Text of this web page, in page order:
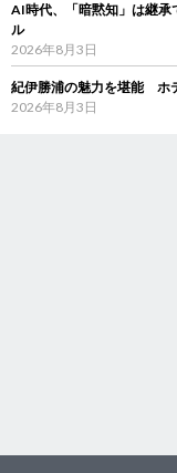
AI時代、「暗黙知」は継
ル
2026年8月3日
紀伊勝浦の魅力を堪能 ホ
2026年8月3日